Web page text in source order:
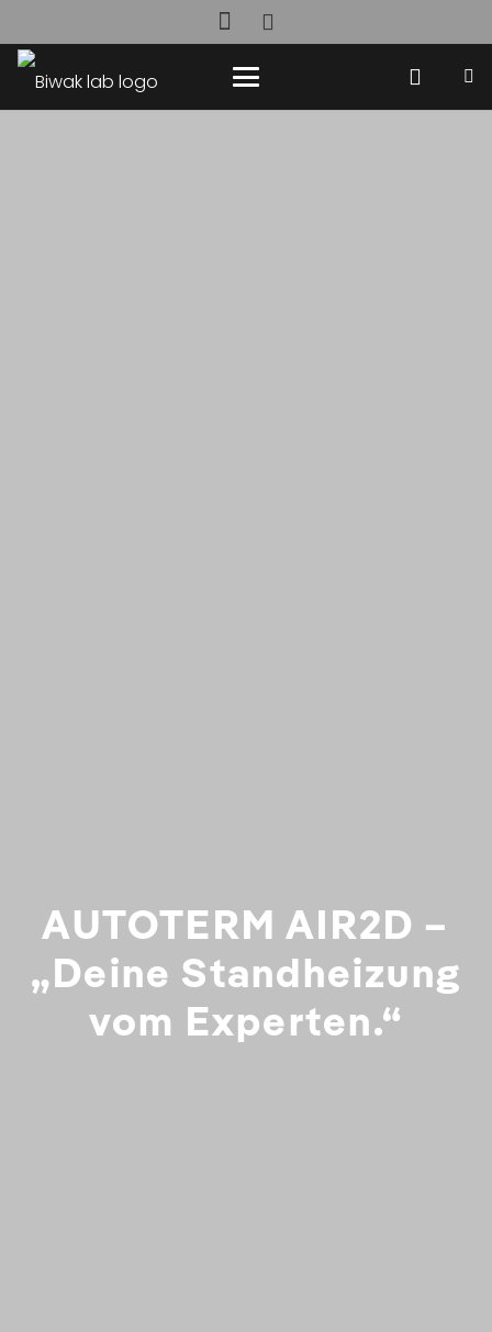
AUTOTERM AIR2D –
„Deine Standheizung
vom Experten.“